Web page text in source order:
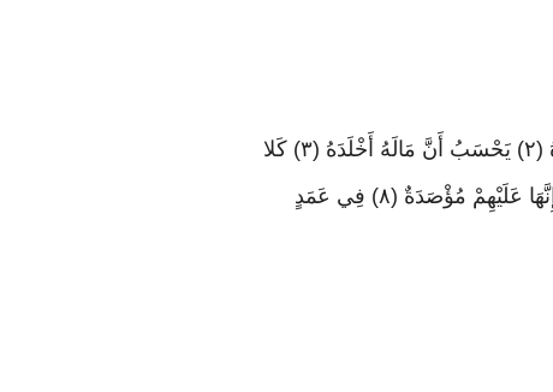
الَّذِي جَمَعَ مَالا وَعَدَّدَهُ (٢) يَحْسَبُ أَنَّ مَالَهُ أَخْلَدَهُ (٣) كَلا
لَيُنْبَذَنَّ فِي الْحُطَمَةِ (٤) وَمَا أَدْرَاكَ مَا الْحُطَمَةُ (٥) نَارُ اللَّهِ الْمُوقَدَةُ (٦) الَّتِي تَطَّلِعُ عَلَى الأفْئِدَةِ (٧) إِنَّهَا عَلَيْهِمْ مُؤْصَدَةٌ (٨) فِي عَمَدٍ